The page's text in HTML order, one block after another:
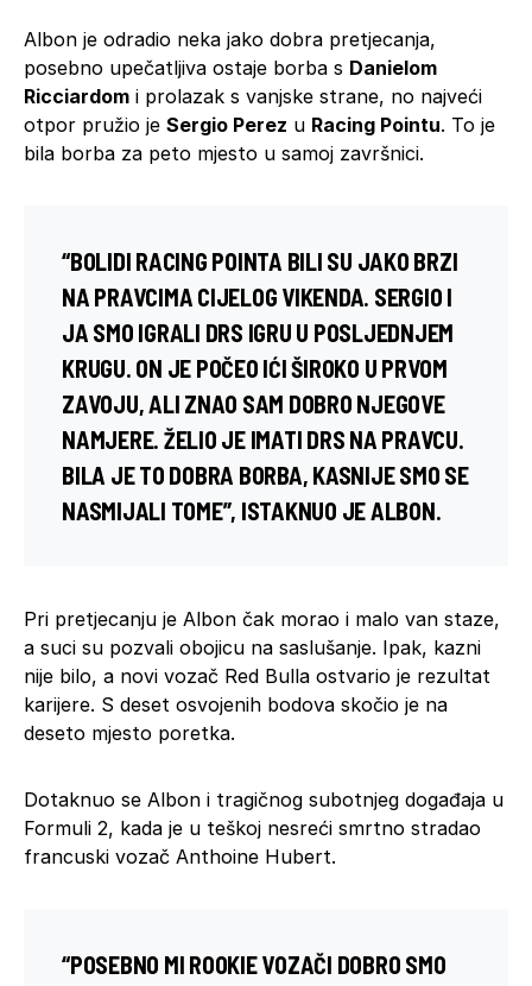
Albon je odradio neka jako dobra pretjecanja,
posebno upečatljiva ostaje borba s Danielom
Ricciardom i prolazak s vanjske strane, no najveći
otpor pružio je Sergio Perez u Racing Pointu. To je
bila borba za peto mjesto u samoj završnici.
“BOLIDI RACING POINTA BILI SU JAKO BRZI
NA PRAVCIMA CIJELOG VIKENDA. SERGIO I
JA SMO IGRALI DRS IGRU U POSLJEDNJEM
KRUGU. ON JE POČEO IĆI ŠIROKO U PRVOM
ZAVOJU, ALI ZNAO SAM DOBRO NJEGOVE
NAMJERE. ŽELIO JE IMATI DRS NA PRAVCU.
BILA JE TO DOBRA BORBA, KASNIJE SMO SE
NASMIJALI TOME”, ISTAKNUO JE ALBON.
Pri pretjecanju je Albon čak morao i malo van staze,
a suci su pozvali obojicu na saslušanje. Ipak, kazni
nije bilo, a novi vozač Red Bulla ostvario je rezultat
karijere. S deset osvojenih bodova skočio je na
deseto mjesto poretka.
Dotaknuo se Albon i tragičnog subotnjeg događaja u
Formuli 2, kada je u teškoj nesreći smrtno stradao
francuski vozač Anthoine Hubert.
“POSEBNO MI ROOKIE VOZAČI DOBRO SMO